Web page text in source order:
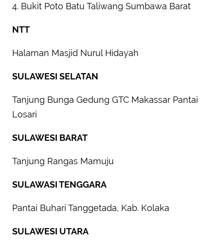
4. Bukit Poto Batu Taliwang Sumbawa Barat
NTT
Halaman Masjid Nurul Hidayah
SULAWESI SELATAN
Tanjung Bunga Gedung GTC Makassar Pantai
Losari
SULAWESI BARAT
Tanjung Rangas Mamuju
SULAWASI TENGGARA
Pantai Buhari Tanggetada, Kab. Kolaka
SULAWESI UTARA